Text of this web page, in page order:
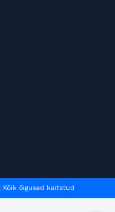
Kõik õigused kaitstud